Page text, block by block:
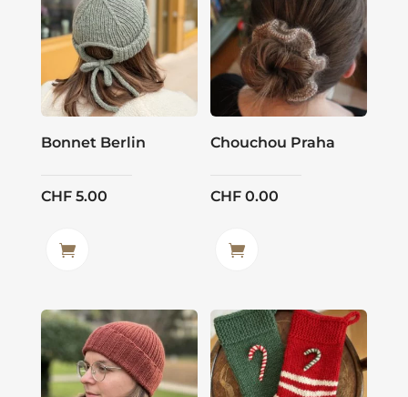
Bonnet Berlin
CHF5.00
Chouchou Praha
CHF 0.00